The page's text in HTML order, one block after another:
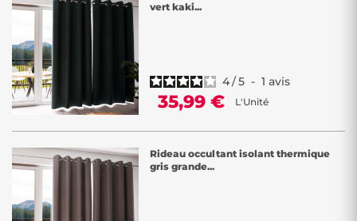
vert kaki...
4/5 - 1 avis
35,99 € L'Unité
Rideau occultant isolant thermique
gris grande...